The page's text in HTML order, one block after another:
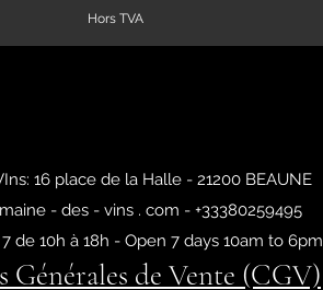
Hors TVA
16 place de la Halle - 21200 BEAUNE
- des - vins . com - +33380259495
de 10h à 18h - Open 7 days 10am to 6pm
de Vente (CGV)